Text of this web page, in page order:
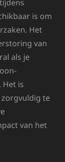
is om
Het
van
als je
is
te
van het